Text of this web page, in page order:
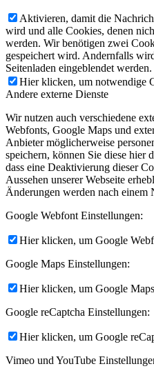
Aktivieren, damit die
wird und alle Cookies, denen
werden. Wir benötigen zwei
gespeichert wird. Andernfalls
Seitenladen eingeblendet werden.
Hier klicken, um notwendige
Andere externe Dienste
Wir nutzen auch verschiedene
Webfonts, Google Maps und
Anbieter möglicherweise
speichern, können Sie diese hier
dass eine Deaktivierung dieser
Aussehen unserer Webseite
Änderungen werden nach einem
Google Webfont Einstellungen:
Hier klicken, um Google
Google Maps Einstellungen:
Hier klicken, um Google
Google reCaptcha Einstellungen:
Hier klicken, um Google
Vimeo und YouTube